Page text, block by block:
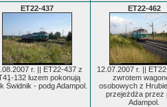
ET22-437
r. || ET22-437 z
132 luzem pokonują
Świdnik - podg Adampol.
ET22-462
12.07.2007 r. ||
zwrotem
osobowych z
przejeżdża przez
Adampol.